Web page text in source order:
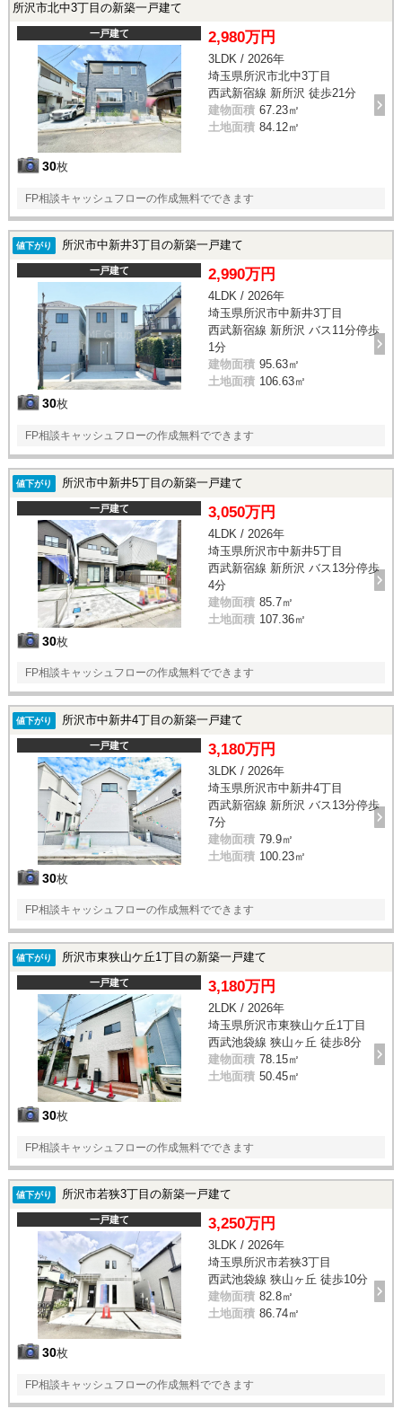
所沢市北中3丁目の新築一戸建て
一戸建て
30枚
2,980万円
3LDK / 2026年
埼玉県所沢市北中3丁目
西武新宿線 新所沢 徒歩21分
建物面積 67.23㎡
土地面積 84.12㎡
FP相談キャッシュフローの作成無料でできます
値下がり 所沢市中新井3丁目の新築一戸建て
一戸建て
30枚
2,990万円
4LDK / 2026年
埼玉県所沢市中新井3丁目
西武新宿線 新所沢 バス11分停歩
1分
建物面積 95.63㎡
土地面積 106.63㎡
FP相談キャッシュフローの作成無料でできます
値下がり 所沢市中新井5丁目の新築一戸建て
一戸建て
30枚
3,050万円
4LDK / 2026年
埼玉県所沢市中新井5丁目
西武新宿線 新所沢 バス13分停歩
4分
建物面積 85.7㎡
土地面積 107.36㎡
FP相談キャッシュフローの作成無料でできます
値下がり 所沢市中新井4丁目の新築一戸建て
一戸建て
30枚
3,180万円
3LDK / 2026年
埼玉県所沢市中新井4丁目
西武新宿線 新所沢 バス13分停歩
7分
建物面積 79.9㎡
土地面積 100.23㎡
FP相談キャッシュフローの作成無料でできます
値下がり 所沢市東狭山ケ丘1丁目の新築一戸建て
一戸建て
30枚
3,180万円
2LDK / 2026年
埼玉県所沢市東狭山ケ丘1丁目
西武池袋線 狭山ヶ丘 徒歩8分
建物面積 78.15㎡
土地面積 50.45㎡
FP相談キャッシュフローの作成無料でできます
値下がり 所沢市若狭3丁目の新築一戸建て
一戸建て
30枚
3,250万円
3LDK / 2026年
埼玉県所沢市若狭3丁目
西武池袋線 狭山ヶ丘 徒歩10分
建物面積 82.8㎡
土地面積 86.74㎡
FP相談キャッシュフローの作成無料でできます